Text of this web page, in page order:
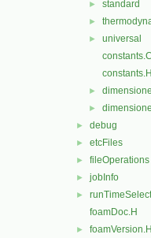
► standard
►
►
universal
constants.C
constants.H
►
►
► debug
► etcFiles
► fileOperations
► jobInfo
►
foamDoc.H
► foamVersion.H